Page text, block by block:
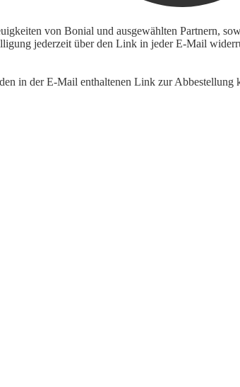
von Bonial und ausgewählten Partnern,
jederzeit über den Link in jeder E-Mail
in der E-Mail enthaltenen Link zur Abbestellung